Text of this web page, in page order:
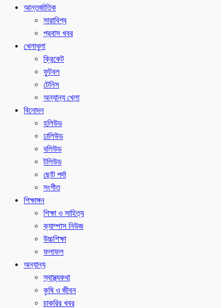
আন্তর্জাতিক
সারাবিশ্ব
প্রবাস খবর
খেলাধুলা
ক্রিকেট
ফুটবল
টেনিস
অন্যান্য খেলা
বিনোদন
হলিউড
ঢালিউড
বলিউড
টলিউড
ছোট পর্দা
সংগীত
শিক্ষাঙ্গন
শিক্ষা ও সাহিত্য
ক্যাম্পাস নিউজ
উচ্চশিক্ষা
ফলাফল
অন্যান্য
স্বাস্থ্যকথা
কৃষি ও জীবন
চাকরির খবর